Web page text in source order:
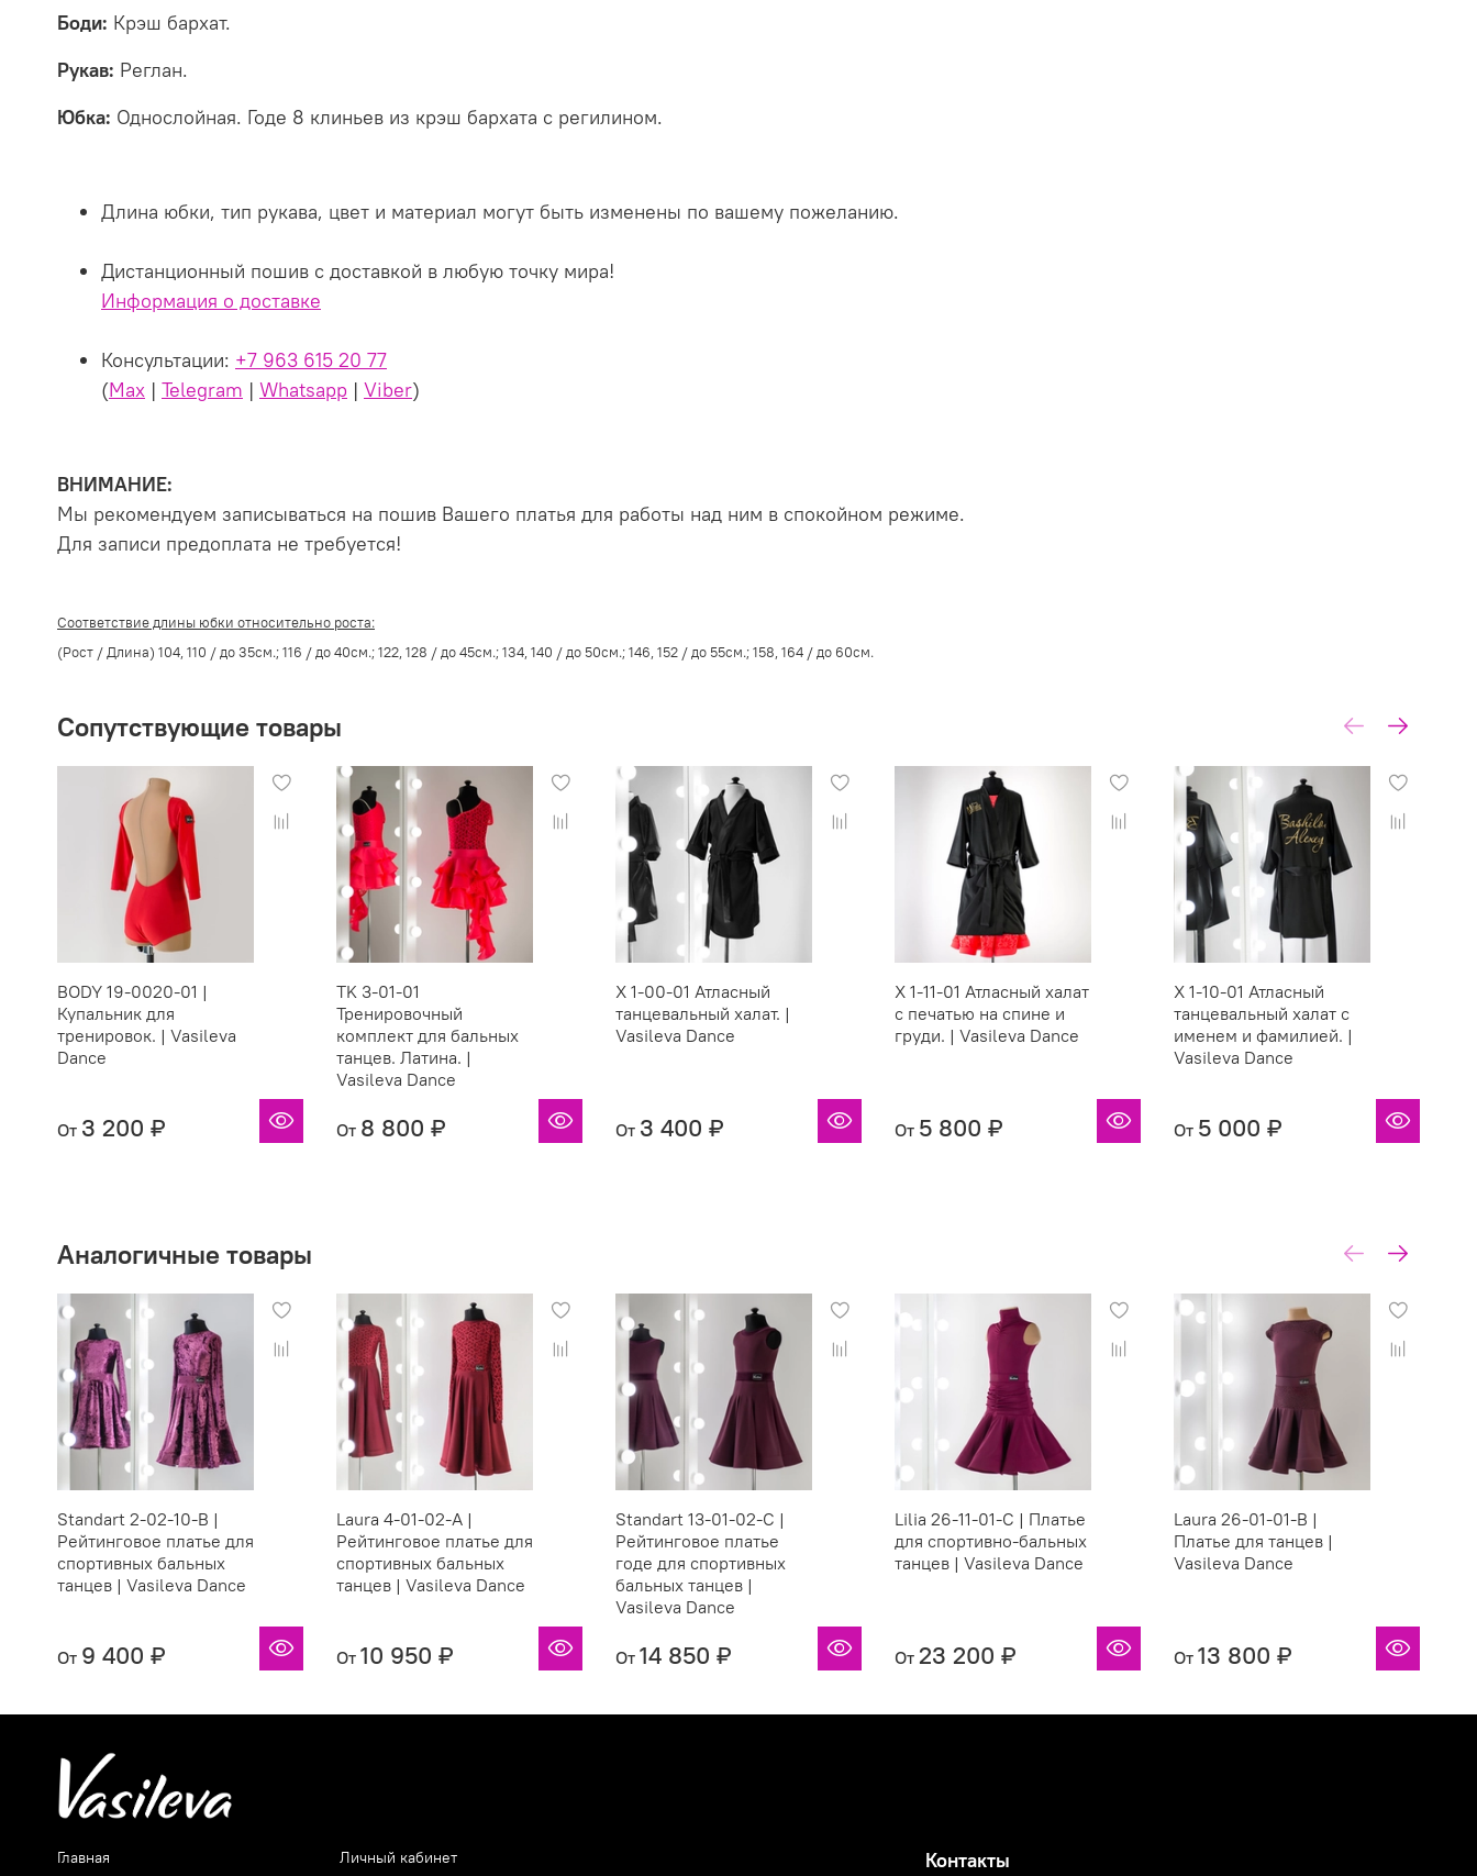
Боди: Крэш бархат.
Рукав: Реглан.
Юбка: Однослойная. Годе 8 клиньев из крэш бархата с регилином.
Длина юбки, тип рукава, цвет и материал могут быть изменены по вашему пожеланию.
Дистанционный пошив с доставкой в любую точку мира!
Информация о доставке
Консультации: +7 963 615 20 77
(Max | Telegram | Whatsapp | Viber)
ВНИМАНИЕ:
Мы рекомендуем записываться на пошив Вашего платья для работы над ним в спокойном режиме.
Для записи предоплата не требуется!
Соответствие длины юбки относительно роста:
(Рост / Длина) 104, 110 / до 35см.; 116 / до 40см.; 122, 128 / до 45см.; 134, 140 / до 50см.; 146, 152 / до 55см.; 158, 164 / до 60см.
Сопутствующие товары
BODY 19-0020-01 |
Купальник для
тренировок. | Vasileva
Dance
От 3 200 ₽
TK 3-01-01
Тренировочный
комплект для бальных
танцев. Латина. |
Vasileva Dance
От 8 800 ₽
X 1-00-01 Атласный
танцевальный халат. |
Vasileva Dance
От 3 400 ₽
X 1-11-01 Атласный халат
с печатью на спине и
груди. | Vasileva Dance
От 5 800 ₽
X 1-10-01 Атласный
танцевальный халат с
именем и фамилией. |
Vasileva Dance
От 5 000 ₽
Аналогичные товары
Standart 2-02-10-B |
Рейтинговое платье для
спортивных бальных
танцев | Vasileva Dance
От 9 400 ₽
Laura 4-01-02-A |
Рейтинговое платье для
спортивных бальных
танцев | Vasileva Dance
От 10 950 ₽
Standart 13-01-02-C |
Рейтинговое платье
годе для спортивных
бальных танцев |
Vasileva Dance
От 14 850 ₽
Lilia 26-11-01-С | Платье
для спортивно-бальных
танцев | Vasileva Dance
От 23 200 ₽
Laura 26-01-01-B |
Платье для танцев |
Vasileva Dance
От 13 800 ₽
Главная Личный кабинет Контакты